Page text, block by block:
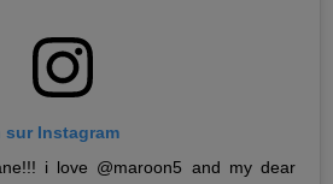
Instagram
i love @maroon5 and my dear